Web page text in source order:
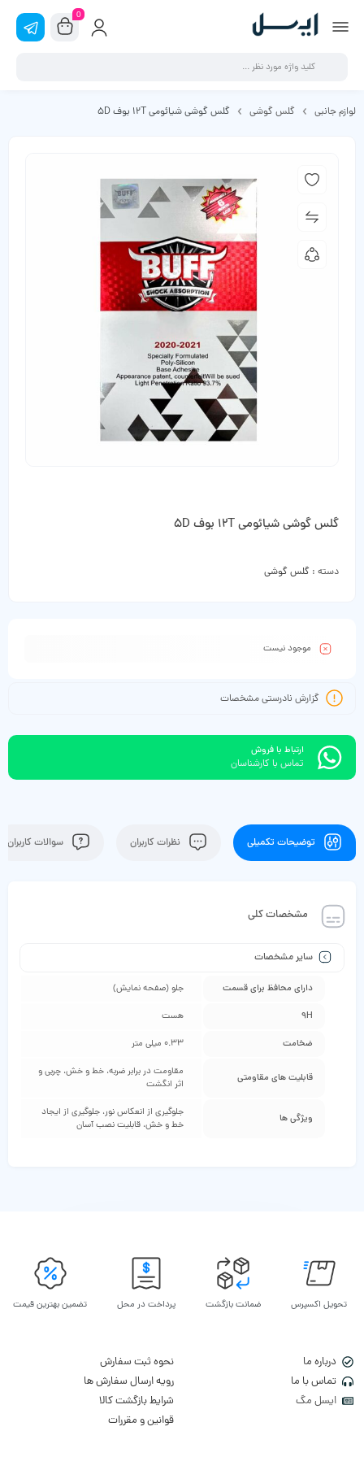
0
لوازم جانبی گلس گوشی گلس گوشی شیائومی 12T بوف 5D
گلس گوشی شیائومی 12T بوف 5D
دسته : گلس گوشی
موجود نیست
گزارش نادرستی مشخصات
ارتباط با فروش
تماس با کارشناسان
توضیحات تکمیلی نظرات کاربران سوالات کاربران
مشخصات کلی
سایر مشخصات
دارای محافظ برای قسمت جلو (صفحه نمایش)
9H هست
ضخامت 0.33 میلی متر
قابلیت‌ های مقاومتی
مقاومت در برابر ضربه، خط و خش، چربی و
اثر انگشت
ویژگی ها
جلوگیری از انعکاس نور، جلوگیری از ایجاد
خط و خش، قابلیت نصب آسان
تحویل اکسپرس ضمانت بازگشت پرداخت در محل تضمین بهترین قیمت
درباره ما
تماس با ما
ایسل مگ
نحوه ثبت سفارش
رویه ارسال سفارش ها
شرایط بازگشت کالا
قوانین و مقررات